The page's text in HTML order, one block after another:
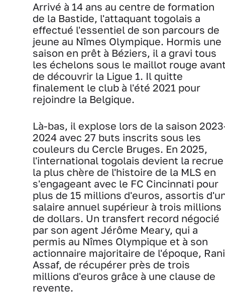
Arrivé à 14 ans au centre de formation
de la Bastide, l'attaquant togolais a
effectué l'essentiel de son parcours de
jeune au Nîmes Olympique. Hormis une
saison en prêt à Béziers, il a gravi tous
les échelons sous le maillot rouge
de découvrir la Ligue 1. Il quitte
finalement le club à l'été 2021 pour
rejoindre la Belgique.
Là-bas, il explose lors de la saison
2024 avec 27 buts inscrits sous les
couleurs du Cercle Bruges. En 2025,
l'international togolais devient la recrue
la plus chère de l'histoire de la MLS en
s'engageant avec le FC Cincinnati pour
plus de 15 millions d'euros, assortis
salaire annuel supérieur à trois millions
de dollars. Un transfert record négocié
par son agent Jérôme Meary, qui a
permis au Nîmes Olympique et à son
actionnaire majoritaire de l'époque, Rani
Assaf, de récupérer près de trois
millions d'euros grâce à une clause de
revente.